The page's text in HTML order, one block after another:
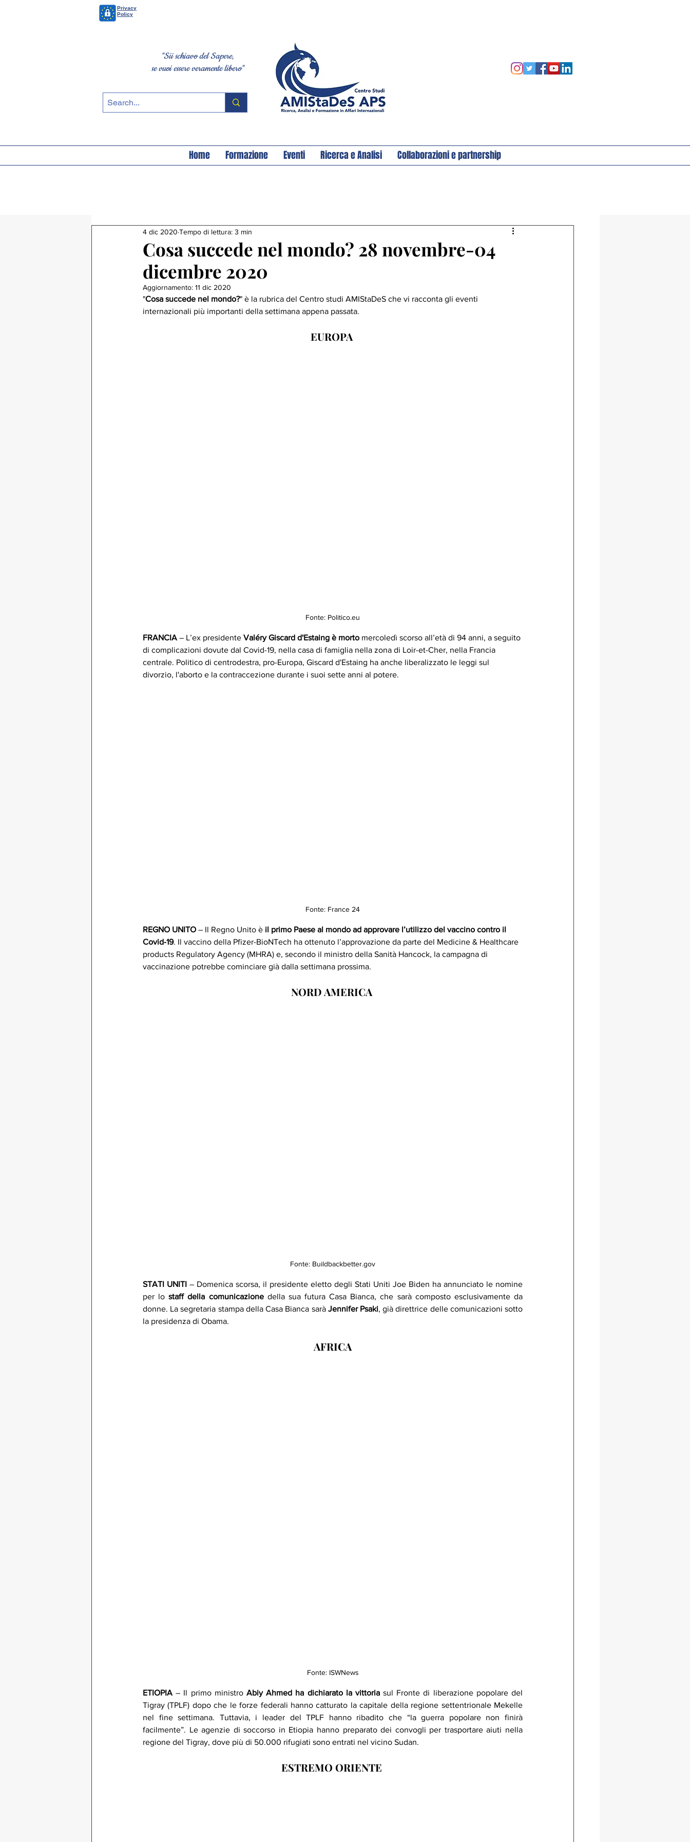
Privacy
Policy
"Sii schiavo del Sapere,
se vuoi essere veramente libero"
Home Formazione Eventi Ricerca e Analisi Collaborazioni e partnership
Cosa succede nel mondo? 28 novembre-04
dicembre 2020
4 dic 2020 Tempo di lettura: 3 min
Aggiornamento: 11 dic 2020
"Cosa succede nel mondo?" è la rubrica del Centro studi AMIStaDeS che vi racconta gli eventi
internazionali più importanti della settimana appena passata.
EUROPA
Fonte: Politico.eu
FRANCIA – L’ex presidente Valéry Giscard d'Estaing è morto mercoledì scorso all’età di 94 anni, a seguito
di complicazioni dovute dal Covid-19, nella casa di famiglia nella zona di Loir-et-Cher, nella Francia
centrale. Politico di centrodestra, pro-Europa, Giscard d'Estaing ha anche liberalizzato le leggi sul
divorzio, l'aborto e la contraccezione durante i suoi sette anni al potere.
Fonte: France 24
REGNO UNITO – Il Regno Unito è il primo Paese al mondo ad approvare l’utilizzo del vaccino contro il
Covid-19. Il vaccino della Pfizer-BioNTech ha ottenuto l’approvazione da parte del Medicine & Healthcare
products Regulatory Agency (MHRA) e, secondo il ministro della Sanità Hancock, la campagna di
vaccinazione potrebbe cominciare già dalla settimana prossima.
NORD AMERICA
Fonte: Buildbackbetter.gov
STATI UNITI – Domenica scorsa, il presidente eletto degli Stati Uniti Joe Biden ha annunciato le nomine
per lo staff della comunicazione della sua futura Casa Bianca, che sarà composto esclusivamente da
donne. La segretaria stampa della Casa Bianca sarà Jennifer Psaki, già direttrice delle comunicazioni sotto
la presidenza di Obama.
AFRICA
Fonte: ISWNews
ETIOPIA – Il primo ministro Abiy Ahmed ha dichiarato la vittoria sul Fronte di liberazione popolare del
Tigray (TPLF) dopo che le forze federali hanno catturato la capitale della regione settentrionale Mekelle
nel fine settimana. Tuttavia, i leader del TPLF hanno ribadito che “la guerra popolare non finirà
facilmente”. Le agenzie di soccorso in Etiopia hanno preparato dei convogli per trasportare aiuti nella
regione del Tigray, dove più di 50.000 rifugiati sono entrati nel vicino Sudan.
ESTREMO ORIENTE